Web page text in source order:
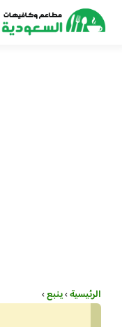
الرئيسية›ينبع›